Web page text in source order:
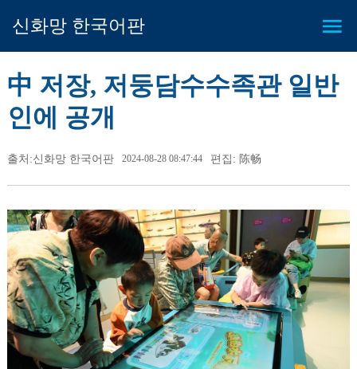
신화망 한국어판
中 저장, 저둥담수수족관 일반
인에 공개
출처:신화망 한국어판 2024-08-28 08:47:44 편집: 陈畅